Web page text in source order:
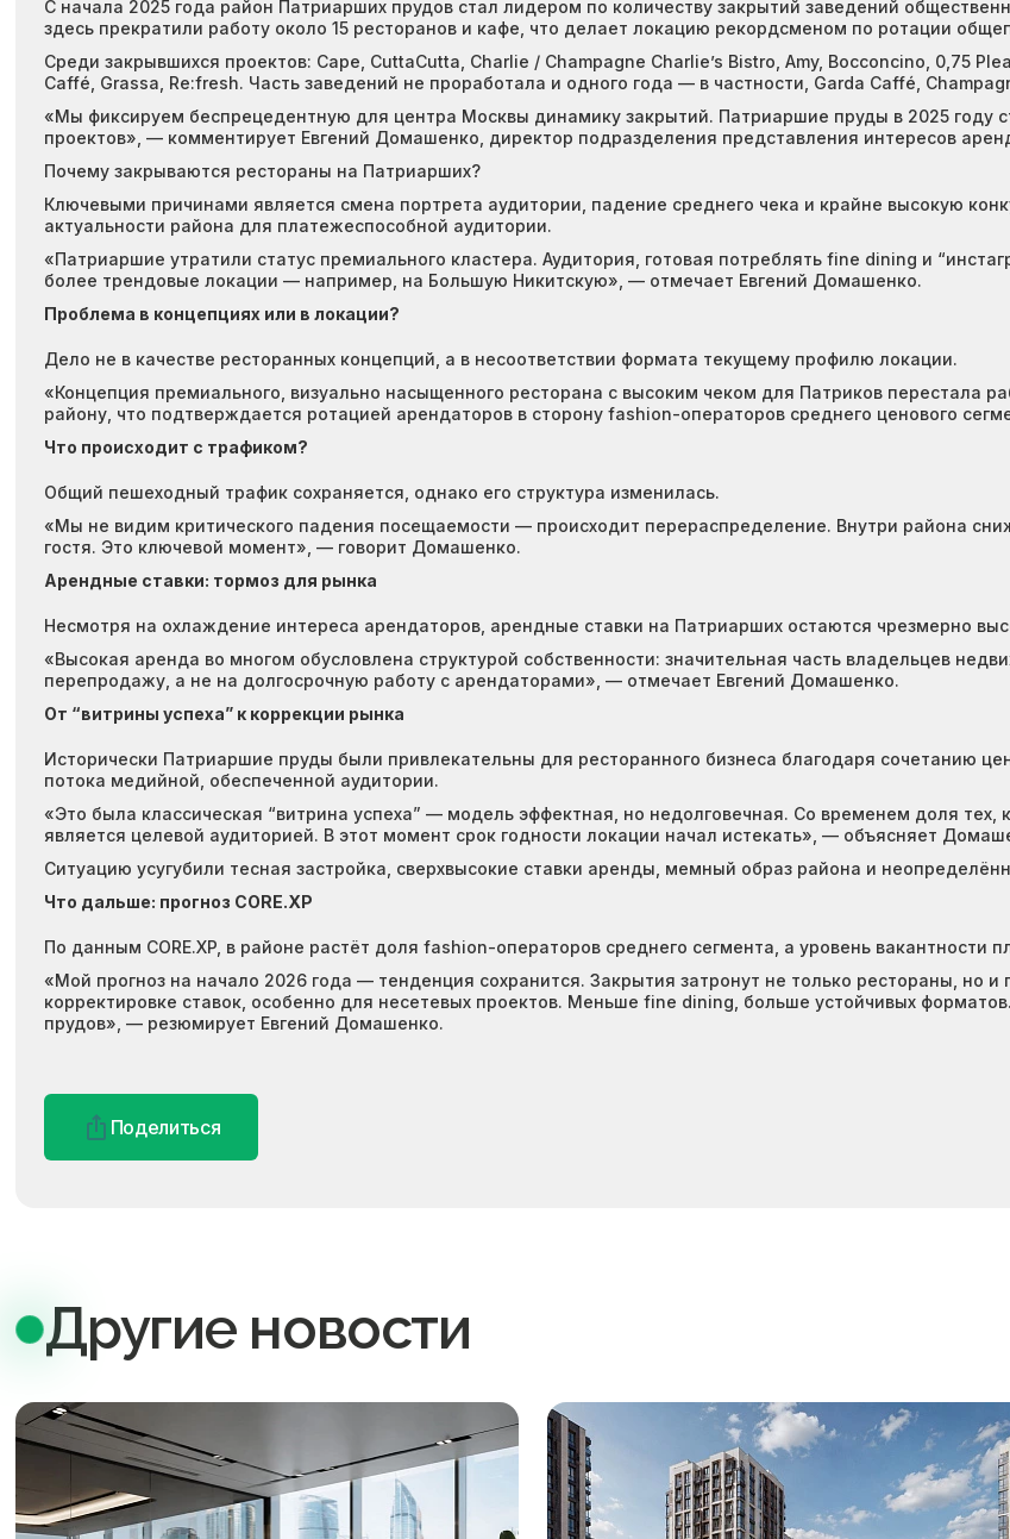
С начала 2025 года район Патриарших прудов стал лидером по количеству закрытий заведений
здесь прекратили работу около 15 ресторанов и кафе, что делает локацию рекордсменом по ротации
Среди закрывшихся проектов: Cape, CuttaCutta, Charlie / Champagne Charlie’s Bistro, Amy, Bocconcino, 0,75
Caffé, Grassa, Re:fresh. Часть заведений не проработала и одного года — в частности, Garda Caffé,
«Мы фиксируем беспрецедентную для центра Москвы динамику закрытий. Патриаршие пруды в 2025 году
проектов», — комментирует Евгений Домашенко, директор подразделения представления интересов
Почему закрываются рестораны на Патриарших?
Ключевыми причинами является смена портрета аудитории, падение среднего чека и крайне высокую
актуальности района для платежеспособной аудитории.
«Патриаршие утратили статус премиального кластера. Аудитория, готовая потреблять fine dining и
более трендовые локации — например, на Большую Никитскую», — отмечает Евгений Домашенко.
Проблема в концепциях или в локации?
Дело не в качестве ресторанных концепций, а в несоответствии формата текущему профилю локации.
«Концепция премиального, визуально насыщенного ресторана с высоким чеком для Патриков перестала
району, что подтверждается ротацией арендаторов в сторону fashion-операторов среднего ценового
Что происходит с трафиком?
Общий пешеходный трафик сохраняется, однако его структура изменилась.
«Мы не видим критического падения посещаемости — происходит перераспределение. Внутри района
гостя. Это ключевой момент», — говорит Домашенко.
Арендные ставки: тормоз для рынка
Несмотря на охлаждение интереса арендаторов, арендные ставки на Патриарших остаются чрезмерно
«Высокая аренда во многом обусловлена структурой собственности: значительная часть владельцев
перепродажу, а не на долгосрочную работу с арендаторами», — отмечает Евгений Домашенко.
От “витрины успеха” к коррекции рынка
Исторически Патриаршие пруды были привлекательны для ресторанного бизнеса благодаря сочетанию
потока медийной, обеспеченной аудитории.
«Это была классическая “витрина успеха” — модель эффектная, но недолговечная. Со временем доля тех,
является целевой аудиторией. В этот момент срок годности локации начал истекать», — объясняет
Ситуацию усугубили тесная застройка, сверхвысокие ставки аренды, мемный образ района и
Что дальше: прогноз CORE.XP
По данным CORE.XP, в районе растёт доля fashion-операторов среднего сегмента, а уровень вакантности
«Мой прогноз на начало 2026 года — тенденция сохранится. Закрытия затронут не только рестораны, но
корректировке ставок, особенно для несетевых проектов. Меньше fine dining, больше устойчивых
прудов», — резюмирует Евгений Домашенко.
Поделиться
Другие новости